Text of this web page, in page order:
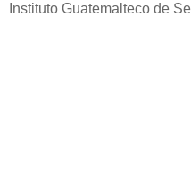
Instituto Guatemalteco de